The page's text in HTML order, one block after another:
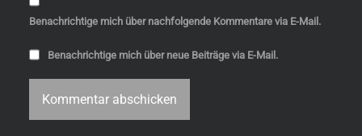
Benachrichtige mich über nachfolgende Kommentare via E-Mail.
Benachrichtige mich über neue Beiträge via E-Mail.